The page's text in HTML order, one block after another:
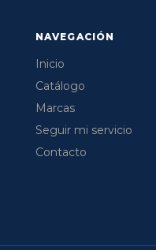
NAVEGACIÓN
Inicio
Catálogo
Marcas
Seguir mi servicio
Contacto